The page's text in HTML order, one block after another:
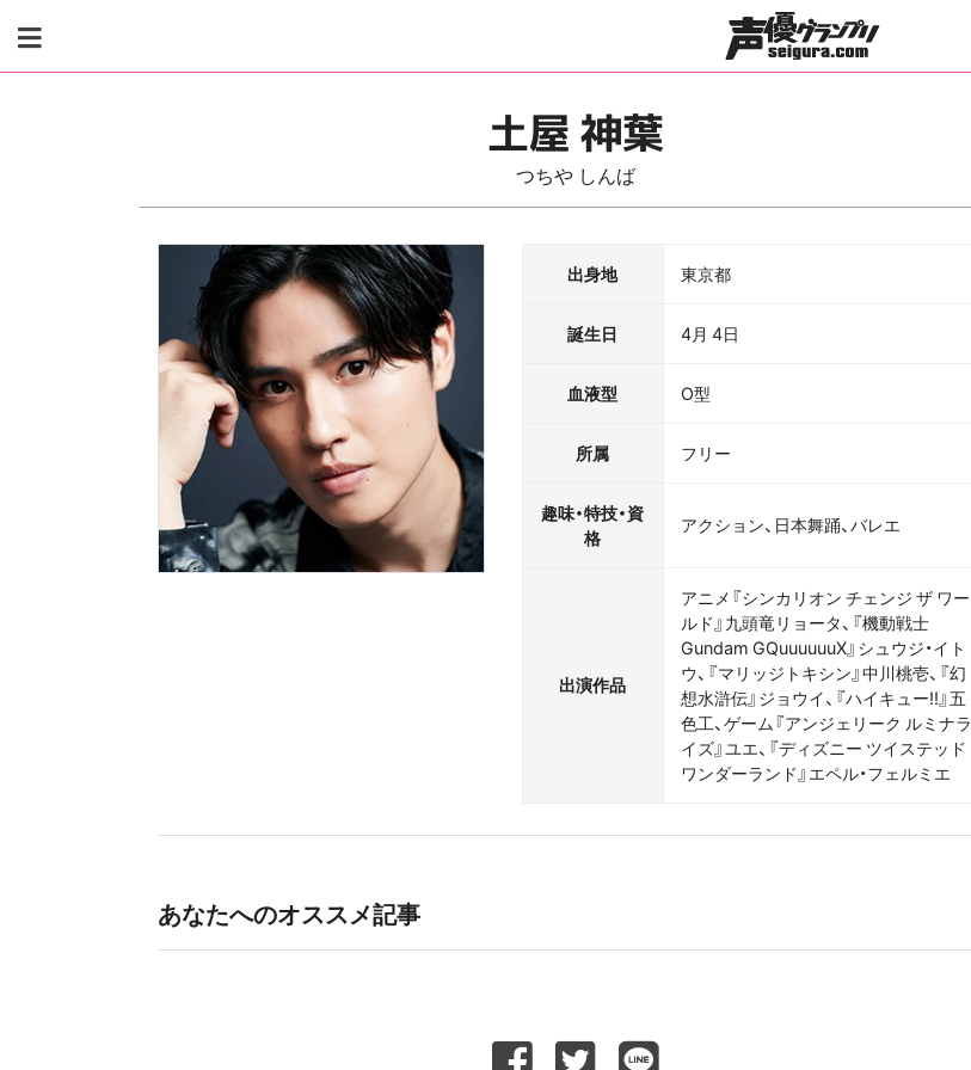
content
土屋 神葉
つちや しんば
出身地 東京都
誕生日 4月 4日
血液型 O型
所属 フリー
趣味・特技・資
格
アクション、日本舞踊、バレエ
出演作品
アニメ『シンカリオン チェンジ ザ ワー
ルド』九頭竜リョータ、『機動戦士
Gundam GQuuuuuuX』シュウジ・イト
ウ、『マリッジトキシン』中川桃壱、『幻
想水滸伝』ジョウイ、『ハイキュー!!』五
色工、ゲーム『アンジェリーク ルミナラ
イズ』ユエ、『ディズニー ツイステッド
ワンダーランド』エペル・フェルミエ
あなたへのオススメ記事